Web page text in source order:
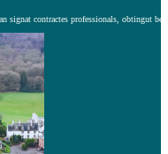
signat contractes professionals, obtingut